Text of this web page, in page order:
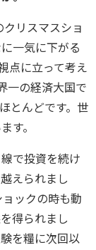
リスマスショ
一気に下がる
点に立って考え
一の経済大国で
とんどです。世
す。
で投資を続け
えられまし
ックの時も動
得られまし
を糧に次回以